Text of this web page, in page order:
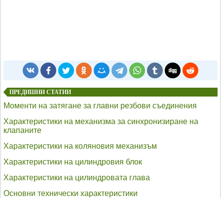
ПРЕДИШНИ СТАТИИ
Моменти на затягане за главни резбови съединения
Характеристики на механизма за синхронизиране на
клапаните
Характеристики на коляновия механизъм
Характеристики на цилиндровия блок
Характеристики на цилиндровата глава
Основни технически характеристики